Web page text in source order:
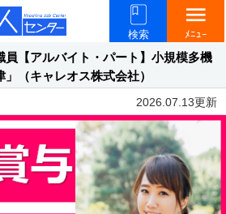
検索
menu
ﾒﾆｭｰ
員【アルバイト・パート】小規模多機
（キャレオス株式会社）
2026.07.13更新